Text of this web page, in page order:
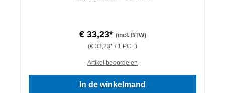
€ 33,23* (incl. BTW)
(€ 33,23* / 1 PCE)
Artikel beoordelen
In de winkelmand